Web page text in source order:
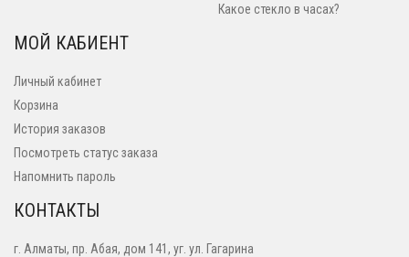
Какое стекло в часах?
МОЙ КАБИЕНТ
Личный кабинет
Корзина
История заказов
Посмотреть статус заказа
Напомнить пароль
КОНТАКТЫ
г. Алматы, пр. Абая, дом 141, уг. ул. Гагарина